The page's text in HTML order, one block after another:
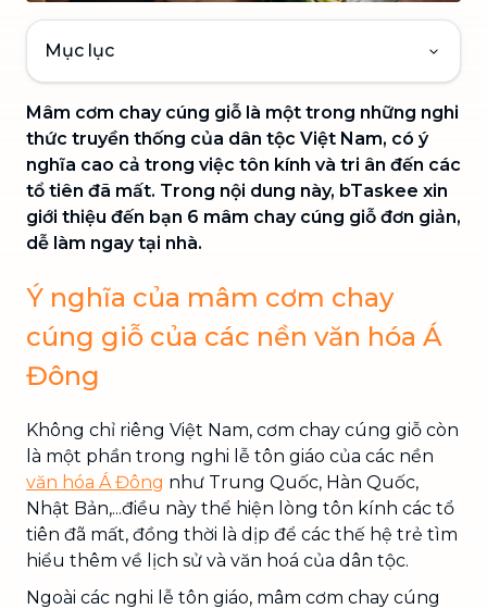
Mục lục
Mâm cơm chay cúng giỗ là một trong những nghi
thức truyền thống của dân tộc Việt Nam, có ý
nghĩa cao cả trong việc tôn kính và tri ân đến các
tổ tiên đã mất. Trong nội dung này, bTaskee xin
giới thiệu đến bạn 6 mâm chay cúng giỗ đơn giản,
dễ làm ngay tại nhà.
Ý nghĩa của mâm cơm chay
cúng giỗ của các nền văn hóa Á
Đông
Không chỉ riêng Việt Nam, cơm chay cúng giỗ còn
là một phần trong nghi lễ tôn giáo của các nền
văn hóa Á Đông như Trung Quốc, Hàn Quốc,
Nhật Bản,...điều này thể hiện lòng tôn kính các tổ
tiên đã mất, đồng thời là dịp để các thế hệ trẻ tìm
hiểu thêm về lịch sử và văn hoá của dân tộc.
Ngoài các nghi lễ tôn giáo, mâm cơm chay cúng